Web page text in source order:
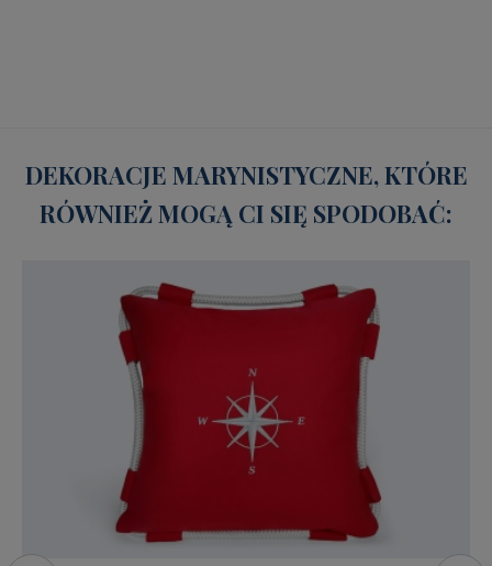
DEKORACJE MARYNISTYCZNE, KTÓRE
RÓWNIEŻ MOGĄ CI SIĘ SPODOBAĆ: